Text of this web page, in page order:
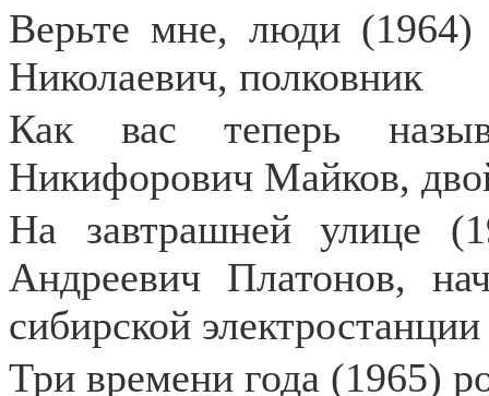
Верьте мне, люди (1964)
Николаевич, полковник
Как вас теперь
Никифорович Майков,
На завтрашней улице
Андреевич Платонов,
сибирской электростанции
Три времени года (1965)